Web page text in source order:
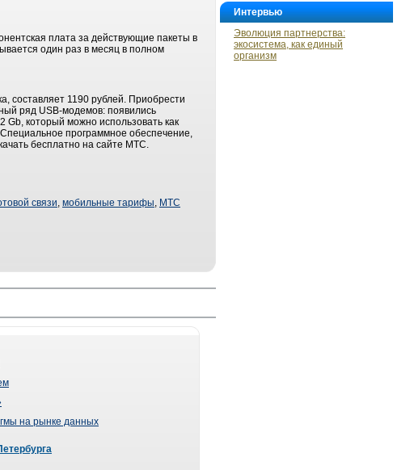
Интервью
Эволюция партнерства:
экосистема, как единый
организм
плата за действующие пакеты в
один раз в месяц в полном
составляет 1190 рублей. Приобрести
ряд USB-модемов: появились
который можно использовать как
программное обеспечение,
бесплатно на сайте МТС.
связи, мобильные тарифы, МТС
на рынке данных